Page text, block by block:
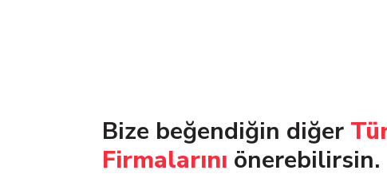
Bize beğendiğin diğer
Firmalarını önerebilirsin.